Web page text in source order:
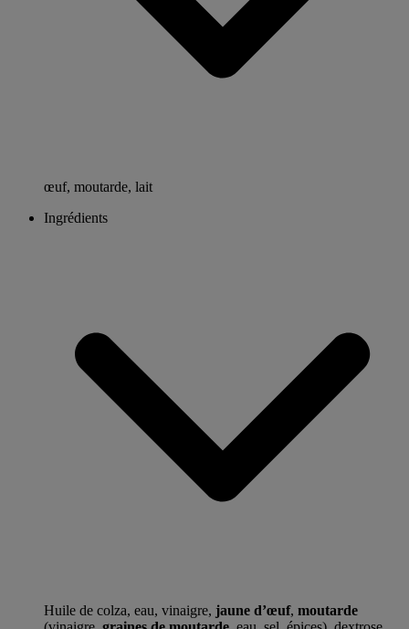
œuf, moutarde, lait
Ingrédients
Huile de colza, eau, vinaigre, jaune d’œuf, moutarde